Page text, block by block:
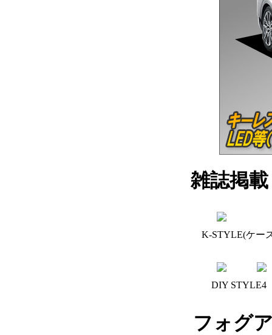
雑誌掲載
K-STYLE(ケー
DIY STYLE4
フォグ